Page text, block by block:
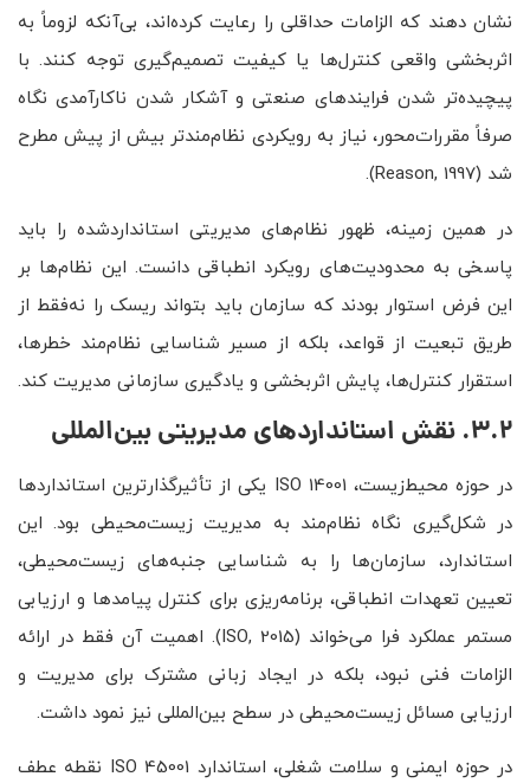
نشان دهند که الزامات حداقلی را رعایت کرده‌اند، بی‌آنکه لزوماً به
اثربخشی واقعی کنترل‌ها یا کیفیت تصمیم‌گیری توجه کنند. با
پیچیده‌تر شدن فرایندهای صنعتی و آشکار شدن ناکارآمدی نگاه
صرفاً مقررات‌محور، نیاز به رویکردی نظام‌مندتر بیش از پیش مطرح
شد (Reason, 1997).
در همین زمینه، ظهور نظام‌های مدیریتی استانداردشده را باید
پاسخی به محدودیت‌های رویکرد انطباقی دانست. این نظام‌ها بر
این فرض استوار بودند که سازمان باید بتواند ریسک را نه‌فقط از
طریق تبعیت از قواعد، بلکه از مسیر شناسایی نظام‌مند خطرها،
استقرار کنترل‌ها، پایش اثربخشی و یادگیری سازمانی مدیریت کند.
3.2. نقش استانداردهای مدیریتی بین‌المللی
در حوزه محیط‌زیست، ISO 14001 یکی از تأثیرگذارترین استانداردها
در شکل‌گیری نگاه نظام‌مند به مدیریت زیست‌محیطی بود. این
استاندارد، سازمان‌ها را به شناسایی جنبه‌های زیست‌محیطی،
تعیین تعهدات انطباقی، برنامه‌ریزی برای کنترل پیامدها و ارزیابی
مستمر عملکرد فرا می‌خواند (ISO, 2015). اهمیت آن فقط در ارائه
الزامات فنی نبود، بلکه در ایجاد زبانی مشترک برای مدیریت و
ارزیابی مسائل زیست‌محیطی در سطح بین‌المللی نیز نمود داشت.
در حوزه ایمنی و سلامت شغلی، استاندارد ISO 45001 نقطه عطف